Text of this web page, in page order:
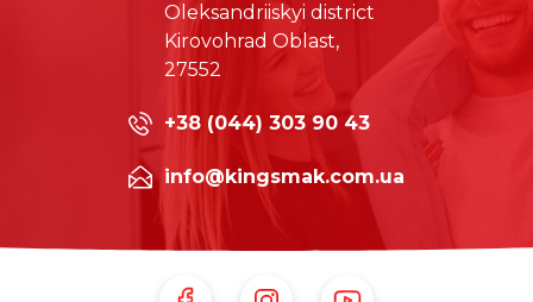
Oleksandriiskyi district
Kirovohrad Oblast,
27552
+38 (044) 303 90 43
info@kingsmak.com.ua
Follow Us on Facebook
Follow Us on Instagram
Follow Us on Youtube